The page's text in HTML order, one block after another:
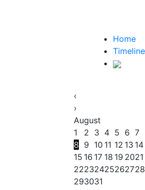
Home
Timeline
‹
›
August
1
2 3 4 5 6 7
8 9 10 11 12 13 14
15 16 17 18 19 2021
22232425262728
293031